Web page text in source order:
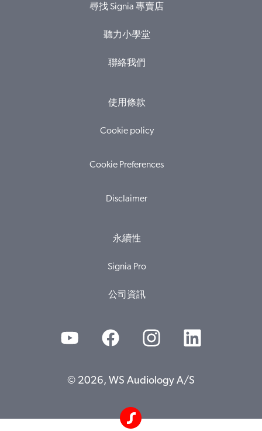
尋找 Signia 專賣店
聽力小學堂
聯絡我們
使用條款
Cookie policy
Cookie Preferences
Disclaimer
永續性
Signia Pro
公司資訊
© 2026, WS Audiology A/S